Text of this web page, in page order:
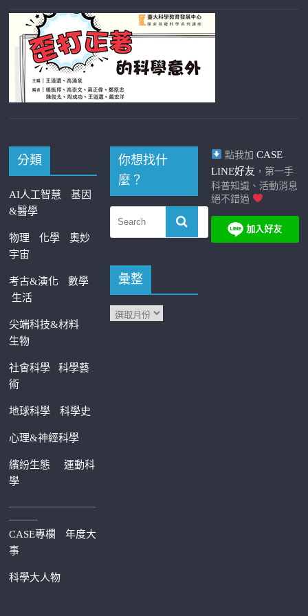
分類
AI人工智慧
基因
&醫學
物理 化學
奧妙
宇宙
考古&演化
數學
生活
尖端科技&材料
生物
社會科學科學藝
術
地球科學 科學史
心理&神經科學
繽紛生態運動科
學
—————————
———
CASE專欄
年度大
事
科學大人物
你想找什
麼？
彙整
點我加 CASE
LINE好友 ，第一手
科普知識、活動消息
絕不錯過